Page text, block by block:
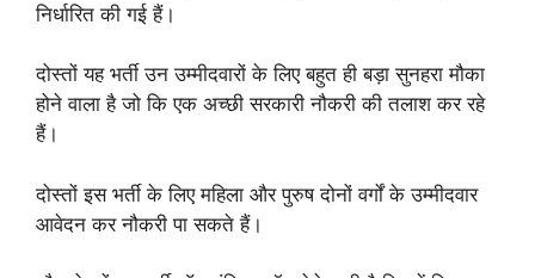
निर्धारित की गई हैं।
दोस्तों यह भर्ती उन उम्मीदवारों के लिए बहुत ही बड़ा सुनहरा मौका
होने वाला है जो कि एक अच्छी सरकारी नौकरी की तलाश कर रहे
हैं।
दोस्तों इस भर्ती के लिए महिला और पुरुष दोनों वर्गों के उम्मीदवार
आवेदन कर नौकरी पा सकते हैं।